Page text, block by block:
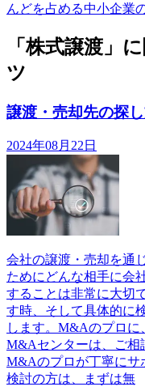
んどを占める中小企業
「株式譲渡」
ツ
譲渡・売却先の探
2024年08月22日
会社の譲渡・売却を通
ためにどんな相手に会
することは非常に大切
す時、そして具体的に
します。M&Aのプロ
M&Aセンターは、ご相
M&Aのプロが丁寧にサ
検討の方は、まずは無